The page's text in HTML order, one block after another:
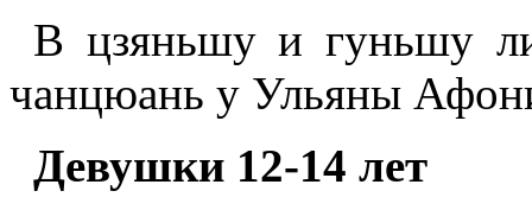
В цзяньшу и гуньшу
чанцюань у Ульяны
Девушки 12-14 лет